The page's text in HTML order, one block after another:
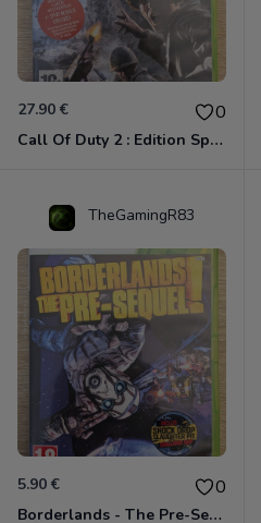
27.90 € 0
Call Of Duty 2 : Edition Spéciale Xbox 360 GOTY
TheGamingR83
5.90 € 0
Borderlands - The Pre-Sequel ! Xbox 360